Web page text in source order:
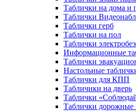
Таблички на дома и
Таблички
Таблички герб
Таблички на пол
Таблички
Информационные
Таблички
Настольные
Таблички для КПП
Табличики на дверь
Таблички
Таблички дорожные